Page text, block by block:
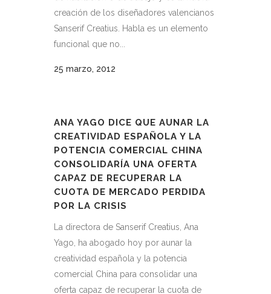
creación de los diseñadores valencianos
Sanserif Creatius. Habla es un elemento
funcional que no...
25 marzo, 2012
ANA YAGO DICE QUE AUNAR LA
CREATIVIDAD ESPAÑOLA Y LA
POTENCIA COMERCIAL CHINA
CONSOLIDARÍA UNA OFERTA
CAPAZ DE RECUPERAR LA
CUOTA DE MERCADO PERDIDA
POR LA CRISIS
La directora de Sanserif Creatius, Ana
Yago, ha abogado hoy por aunar la
creatividad española y la potencia
comercial China para consolidar una
oferta capaz de recuperar la cuota de